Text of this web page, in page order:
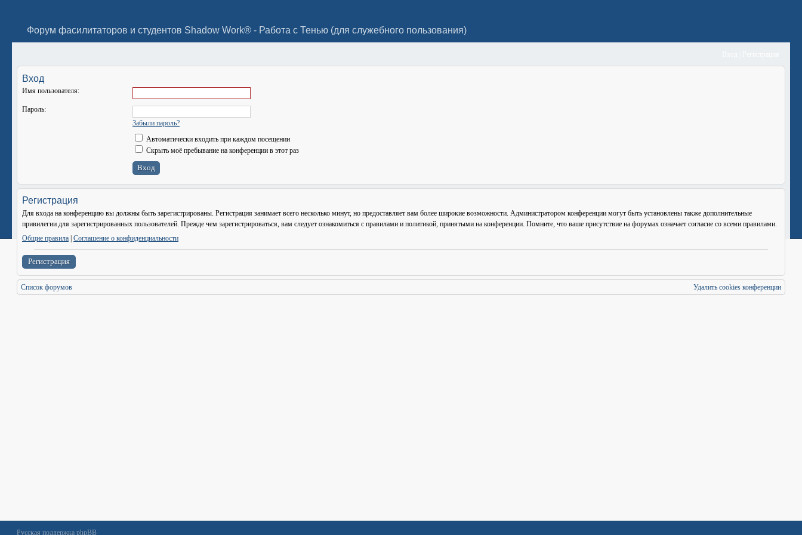
Форум фасилитаторов и студентов Shadow Work® - Работа с Тенью (для служебного пользования)
Вход
Имя пользователя:
Пароль:
Забыли пароль?
Автоматически входить при каждом посещении
Скрыть моё пребывание на конференции в этот раз
Регистрация
Для входа на конференцию вы должны быть зарегистрированы. Регистрация занимает всего несколько минут, но предоставляет вам более широкие возможности. Администратором конференции могут быть установлены также дополнительные
привилегии для зарегистрированных пользователей. Прежде чем зарегистрироваться, вам следует ознакомиться с правилами и политикой, принятыми на конференции. Помните, что ваше присутствие на форумах означает согласие со всеми правилами.
Общие правила Соглашение о конфиденциальности
Регистрация
Список форумов Удалить cookies конференции
Русская поддержка phpBB